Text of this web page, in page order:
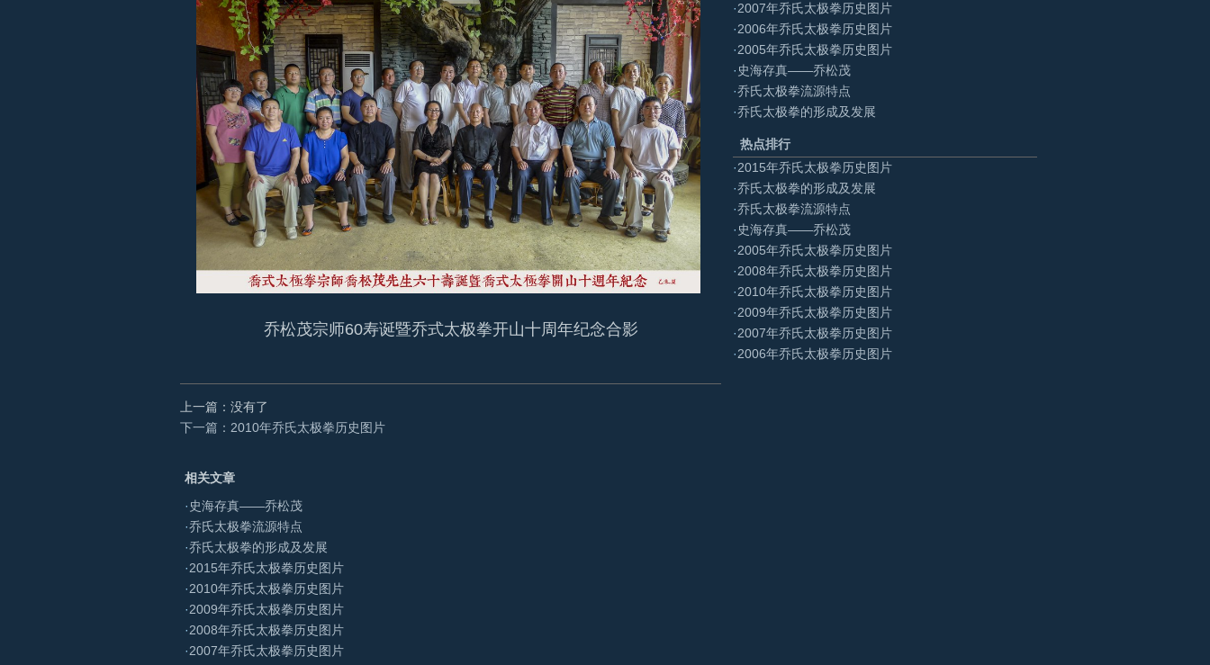
乔松茂宗师60寿诞暨乔式太极拳开山十周年纪念合影
上一篇：没有了
下一篇：2010年乔氏太极拳历史图片
相关文章
· 史海存真——乔松茂
·乔氏太极拳流源特点
·乔氏太极拳的形成及发展
·2015年乔氏太极拳历史图片
·2010年乔氏太极拳历史图片
·2009年乔氏太极拳历史图片
·2008年乔氏太极拳历史图片
·2007年乔氏太极拳历史图片
·2007年乔氏太极拳历史图片
·2006年乔氏太极拳历史图片
·2005年乔氏太极拳历史图片
· 史海存真——乔松茂
·乔氏太极拳流源特点
·乔氏太极拳的形成及发展
热点排行
·2015年乔氏太极拳历史图片
·乔氏太极拳的形成及发展
·乔氏太极拳流源特点
· 史海存真——乔松茂
·2005年乔氏太极拳历史图片
·2008年乔氏太极拳历史图片
·2010年乔氏太极拳历史图片
·2009年乔氏太极拳历史图片
·2007年乔氏太极拳历史图片
·2006年乔氏太极拳历史图片